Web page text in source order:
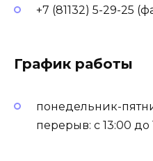
+7 (81132) 5-29-25
График работы
понедельник-
перерыв: с 13:00 до